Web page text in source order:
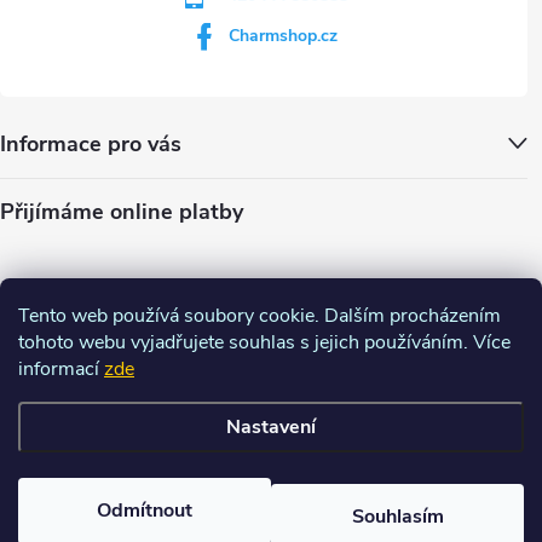
Tento web používá soubory cookie. Dalším procházením
tohoto webu vyjadřujete souhlas s jejich používáním. Více
informacízde
Nastavení
Odmítnout Souhlasím
Charmshop.cz
Informace pro vás
Přijímáme online platby
nastavení cookies